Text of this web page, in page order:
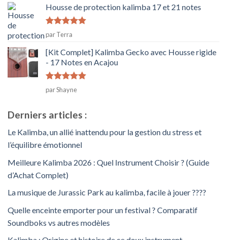
Housse de protection kalimba 17 et 21 notes
Note5sur
5
par Terra
[Kit Complet] Kalimba Gecko avec Housse rigide
- 17 Notes en Acajou
Note5sur
5
par Shayne
Derniers articles :
Le Kalimba, un allié inattendu pour la gestion du stress et
l’équilibre émotionnel
Meilleure Kalimba 2026 : Quel Instrument Choisir ? (Guide
d’Achat Complet)
La musique de Jurassic Park au kalimba, facile à jouer ????
Quelle enceinte emporter pour un festival ? Comparatif
Soundboks vs autres modèles